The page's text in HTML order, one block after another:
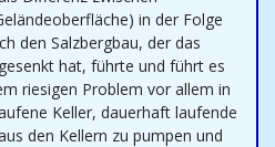
in der Folge
den Salzbergbau, der das
hat, führte und führt es
riesigen Problem vor allem in
Keller, dauerhaft laufende
den Kellern zu pumpen und